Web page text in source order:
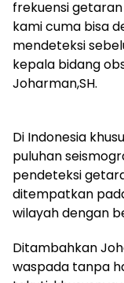
frekuensi
kami cuma bisa
mendeteksi
kepala bidang
Joharman,SH.
Di Indonesia
puluhan
pendeteksi
ditempatkan
wilayah dengan
Ditambahkan
waspada tanpa